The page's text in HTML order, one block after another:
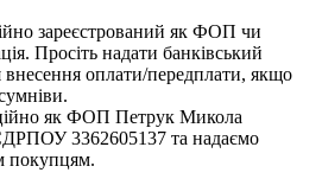
зареєстрований як ФОП чи
Просіть надати банківський
оплати/передплати, якщо
як ФОП Петрук Микола
3362605137 та надаємо
покупцям.